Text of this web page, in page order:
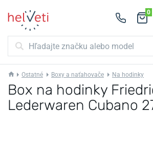
0
Ostatné Boxy a naťahovače Na hodinky
Box na hodinky
Lederwaren Cubano